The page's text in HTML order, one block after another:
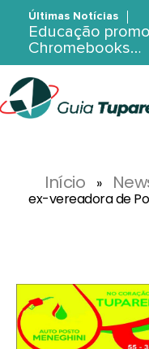
Últimas Notícias
Educação
Chromebooks…
Início »
ex-vereadora de